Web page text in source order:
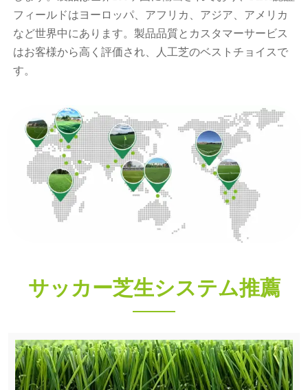
フィールドはヨーロッパ、アフリカ、アジア、アメリカ
など世界中にあります。製品品質とカスタマーサービス
はお客様から高く評価され、人工芝のベストチョイスで
す。
サッカー芝生システム推薦